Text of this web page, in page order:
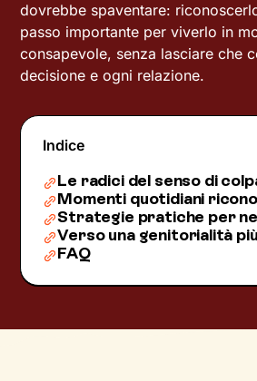
dovrebbe spaventare:
passo importante per viverlo in
consapevole, senza lasciare che
decisione e ogni relazione.
Indice
Le radici del senso di
Momenti quotidiani
Strategie pratiche per
Verso una genitorialità
FAQ